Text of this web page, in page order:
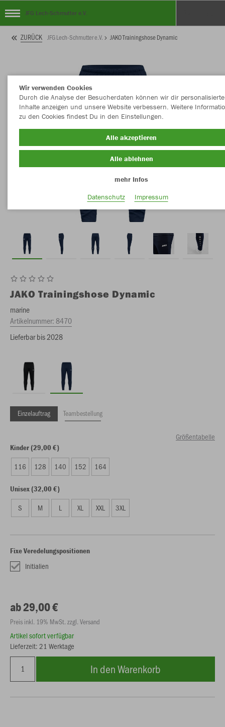
JFG Lech-Schmutter e.V.
ZURÜCK JFG Lech-Schmutter e.V. JAKO Trainingshose Dynamic
JAKO Trainingshose Dynamic
marine
Artikelnummer:8470
Lieferbar bis 2028
Einzelauftrag Teambestellung
Größentabelle
Kinder (29,00 €)
116 128 140 152 164
Unisex (32,00 €)
S M L XL XXL 3XL
Fixe Veredelungspositionen
Initialien
ab 29,00 €
Preis inkl. 19% MwSt. zzgl. Versand
Artikel sofort verfügbar
Lieferzeit: 21 Werktage
In den Warenkorb
Wir verwenden Cookies
Durch die Analyse der Besucherdaten können wir dir personalisierte
Inhalte anzeigen und unsere Website verbessern. Weitere
zu den Cookies findest Du in den Einstellungen.
Alle akzeptieren
Alle ablehnen
mehr Infos
Datenschutz
Impressum